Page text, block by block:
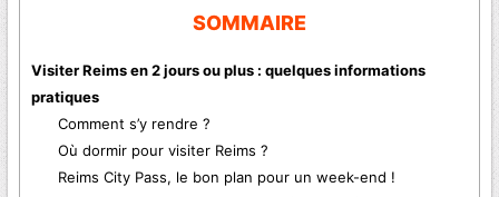
SOMMAIRE
Visiter Reims en 2 jours ou plus : quelques informations
pratiques
Comment s’y rendre ?
Où dormir pour visiter Reims ?
Reims City Pass, le bon plan pour un week-end !